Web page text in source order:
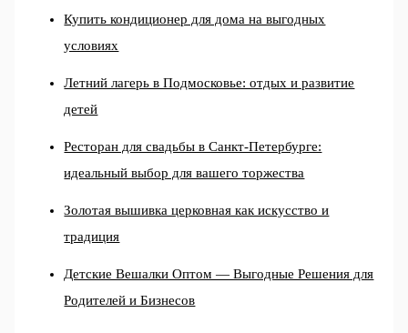
Купить кондиционер для дома на выгодных
условиях
Летний лагерь в Подмосковье: отдых и развитие
детей
Ресторан для свадьбы в Санкт-Петербурге:
идеальный выбор для вашего торжества
Золотая вышивка церковная как искусство и
традиция
Детские Вешалки Оптом — Выгодные Решения для
Родителей и Бизнесов